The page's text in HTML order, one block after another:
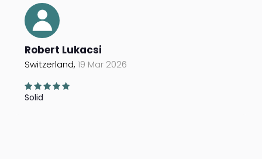
Robert Lukacsi
Switzerland,19 Mar 2026
Solid